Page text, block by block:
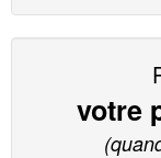
votre